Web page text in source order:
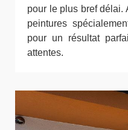
pour le plus bref délai.
peintures
pour un résultat
attentes.